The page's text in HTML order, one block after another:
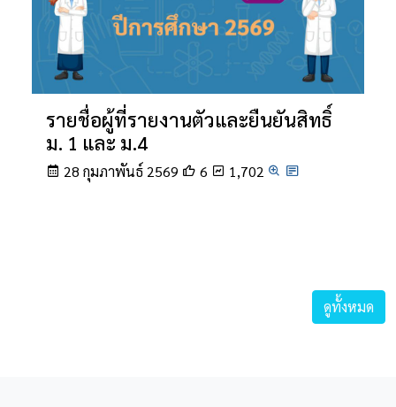
รายชื่อผู้ที่รายงานตัวและยืนยันสิทธิ์
ม. 1 และ ม.4
28 กุมภาพันธ์ 2569 6 1,702
ดูทั้งหมด